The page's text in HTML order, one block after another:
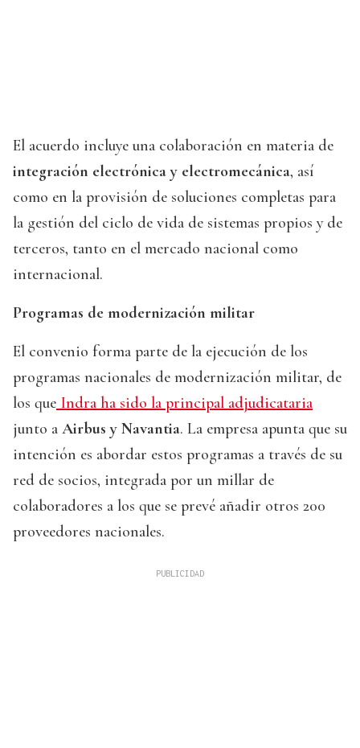
El acuerdo incluye una colaboración en materia de
integración electrónica y electromecánica, así
como en la provisión de soluciones completas para
la gestión del ciclo de vida de sistemas propios y de
terceros, tanto en el mercado nacional como
internacional.
Programas de modernización militar
El convenio forma parte de la ejecución de los
programas nacionales de modernización militar, de
los que Indra ha sido la principal adjudicataria
junto a Airbus y Navantia. La empresa apunta que su
intención es abordar estos programas a través de su
red de socios, integrada por un millar de
colaboradores a los que se prevé añadir otros 200
proveedores nacionales.